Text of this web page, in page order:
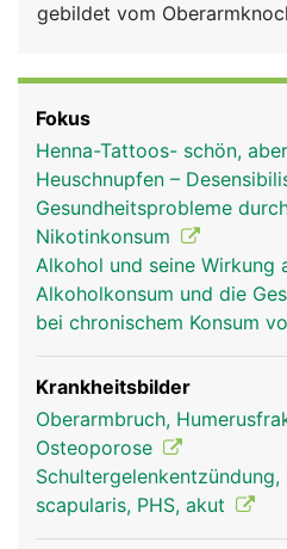
Rubriken
gebildet vom
Unterarm. Die wichtigsten
Vorderseite und der
die den Unterarm beugen
Humerus Frau Humerus
Fokus
Henna-Tattoos- schön,
Heuschnupfen –
Gesundheitsprobleme
Nikotinkonsum
Alkohol und seine Wirkung
Alkoholkonsum und die
bei chronischem Konsum
Krankheitsbilder
Oberarmbruch,
Osteoporose
scapularis, PHS, akut